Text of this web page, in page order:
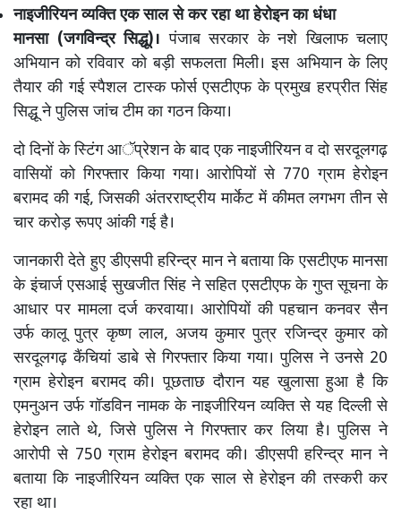
नाइजीरियन व्यक्ति एक साल से कर रहा था हेरोइन का धंधा
मानसा (जगविन्द्र सिद्धू)। पंजाब सरकार के नशे खिलाफ चलाए
अभियान को रविवार को बड़ी सफलता मिली। इस अभियान के लिए
तैयार की गई स्पैशल टास्क फोर्स एसटीएफ के प्रमुख हरप्रीत सिंह
सिद्धू ने पुलिस जांच टीम का गठन किया।
दो दिनों के स्टिंग आॅप्रेशन के बाद एक नाइजीरियन व दो सरदूलगढ़
वासियों को गिरफ्तार किया गया। आरोपियों से 770 ग्राम हेरोइन
बरामद की गई, जिसकी अंतरराष्ट्रीय मार्केट में कीमत लगभग तीन से
चार करोड़ रूपए आंकी गई है।
जानकारी देते हुए डीएसपी हरिन्द्र मान ने बताया कि एसटीएफ मानसा
के इंचार्ज एसआई सुखजीत सिंह ने सहित एसटीएफ के गुप्त सूचना के
आधार पर मामला दर्ज करवाया। आरोपियों की पहचान कनवर सैन
उर्फ कालू पुत्र कृष्ण लाल, अजय कुमार पुत्र रजिन्द्र कुमार को
सरदूलगढ़ कैंचियां डाबे से गिरफ्तार किया गया। पुलिस ने उनसे 20
ग्राम हेरोइन बरामद की। पूछताछ दौरान यह खुलासा हुआ है कि
एमनुअन उर्फ गॉडविन नामक के नाइजीरियन व्यक्ति से यह दिल्ली से
हेरोइन लाते थे, जिसे पुलिस ने गिरफ्तार कर लिया है। पुलिस ने
आरोपी से 750 ग्राम हेरोइन बरामद की। डीएसपी हरिन्द्र मान ने
बताया कि नाइजीरियन व्यक्ति एक साल से हेरोइन की तस्करी कर
रहा था।